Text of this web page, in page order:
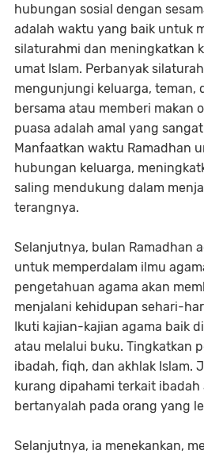
hubungan sosial dengan
adalah waktu yang baik untuk
silaturahmi dan meningkatkan
umat Islam. Perbanyak
mengunjungi keluarga, teman,
bersama atau memberi makan
puasa adalah amal yang
Manfaatkan waktu Ramadhan
hubungan keluarga,
saling mendukung dalam
terangnya.
Selanjutnya, bulan Ramadhan
untuk memperdalam ilmu
pengetahuan agama akan
menjalani kehidupan sehari-
Ikuti kajian-kajian agama baik
atau melalui buku. Tingkatkan
ibadah, fiqh, dan akhlak Islam.
kurang dipahami terkait ibadah
bertanyalah pada orang yang
Selanjutnya, ia menekankan,